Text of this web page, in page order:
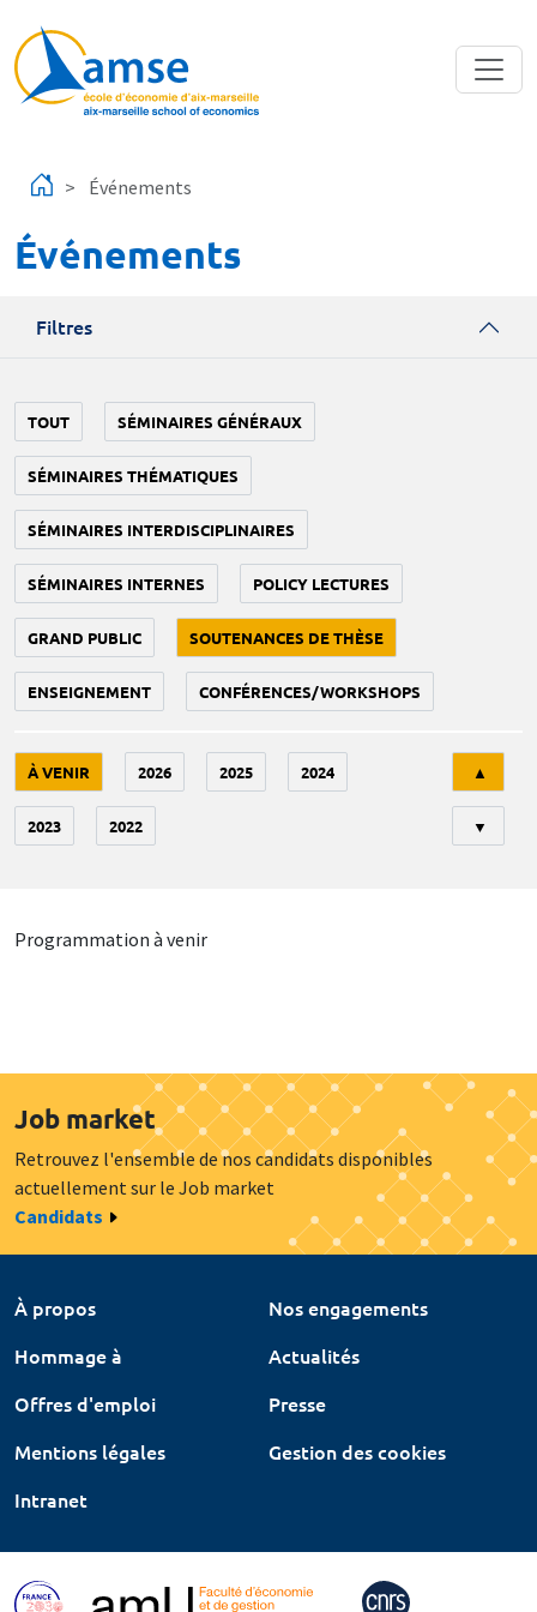
Événements
Événements
Filtres
TOUT SÉMINAIRES GÉNÉRAUX
SÉMINAIRES THÉMATIQUES
SÉMINAIRES INTERDISCIPLINAIRES
SÉMINAIRES INTERNES POLICY LECTURES
GRAND PUBLIC SOUTENANCES DE THÈSE
ENSEIGNEMENT CONFÉRENCES/WORKSHOPS
À VENIR 2026 2025 2024
2023 2022
▲
▼
Programmation à venir
Job market
Retrouvez l'ensemble de nos candidats disponibles
actuellement sur le Job market
Candidats
À propos
Nos engagements
Hommage à
Actualités
Offres d'emploi
Presse
Mentions légales
Gestion des cookies
Intranet